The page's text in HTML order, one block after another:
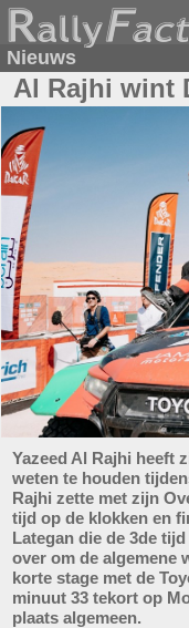
Nieuws
Al Rajhi wint
Yazeed Al Rajhi heeft
weten te houden
Rajhi zette met zijn
tijd op de klokken en
Lategan die de 3de
over om de algemene
korte stage met de
minuut 33 tekort op
plaats algemeen.